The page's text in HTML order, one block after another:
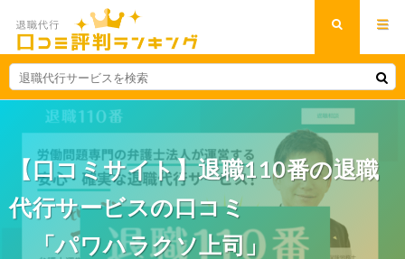
【口コミサイト】退職110番の退職
代行サービスの口コミ
「パワハラクソ上司」